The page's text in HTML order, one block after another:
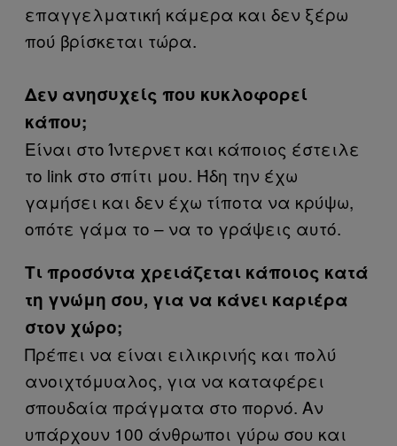
επαγγελματική κάμερα και δεν ξέρω
πού βρίσκεται τώρα.
Δεν ανησυχείς που κυκλοφορεί
κάπου;
Είναι στο Ίντερνετ και κάποιος έστειλε
το link στο σπίτι μου. Ήδη την έχω
γαμήσει και δεν έχω τίποτα να κρύψω,
οπότε γάμα το – να το γράψεις αυτό.
Τι προσόντα χρειάζεται κάποιος κατά
τη γνώμη σου, για να κάνει καριέρα
στον χώρο;
Πρέπει να είναι ειλικρινής και πολύ
ανοιχτόμυαλος, για να καταφέρει
σπουδαία πράγματα στο πορνό. Αν
υπάρχουν 100 άνθρωποι γύρω σου και